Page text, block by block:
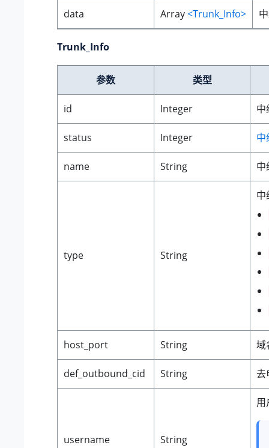
data Array<Trunk_Info>
Trunk_Info
参数 类型
id Integer 中
status Integer
name String 中
type String
中
host_port String 域
def_outbound_cid String 去
username String
用